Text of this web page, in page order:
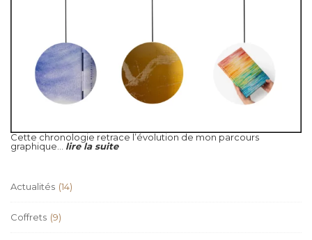
Cette chronologie retrace l’évolution de mon parcours
graphique... lire la suite
Actualités (14)
Coffrets (9)